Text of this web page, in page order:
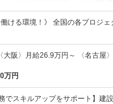
働ける環境！》 全国の各プロジ
大阪〉月給26.9万円～ 〈名古屋
万円
でスキルアップをサポート】建